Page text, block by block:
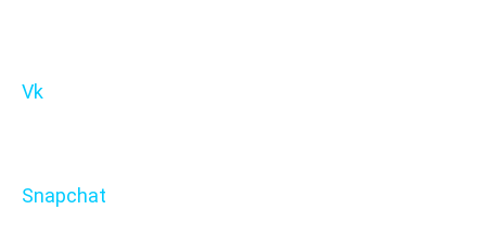
Vk
Snapchat